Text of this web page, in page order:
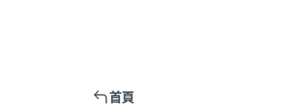
首頁